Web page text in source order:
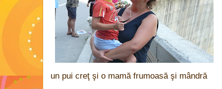
un pui creţ şi o mamă frumoasă şi mândră